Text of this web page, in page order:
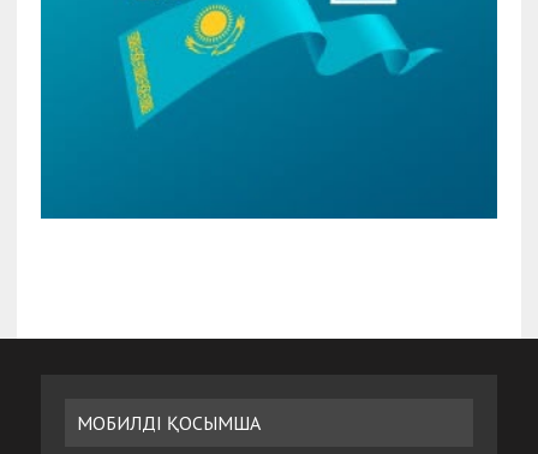
МОБИЛДІ ҚОСЫМША